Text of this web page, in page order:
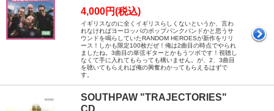
4,000円(税込)
イギリスなのに全くイギリスらしくないというか、言わ
れなければヨーロッパのポップパンクバンドかと思うサ
ウンドを鳴らしていたRANDOM HEROESが新作をリリ
ース！しかも限定100枚だぜ！俺は2曲目の時点でやられ
ましたね。3曲目の単弦ギターとかもうツボです！視聴し
なくて手に入れてもらっても構いません。が、2、3曲目
を聴いてもらえれば俺の興奮わかってもらえるはずで
す。
SOUTHPAW "TRAJECTORIES"